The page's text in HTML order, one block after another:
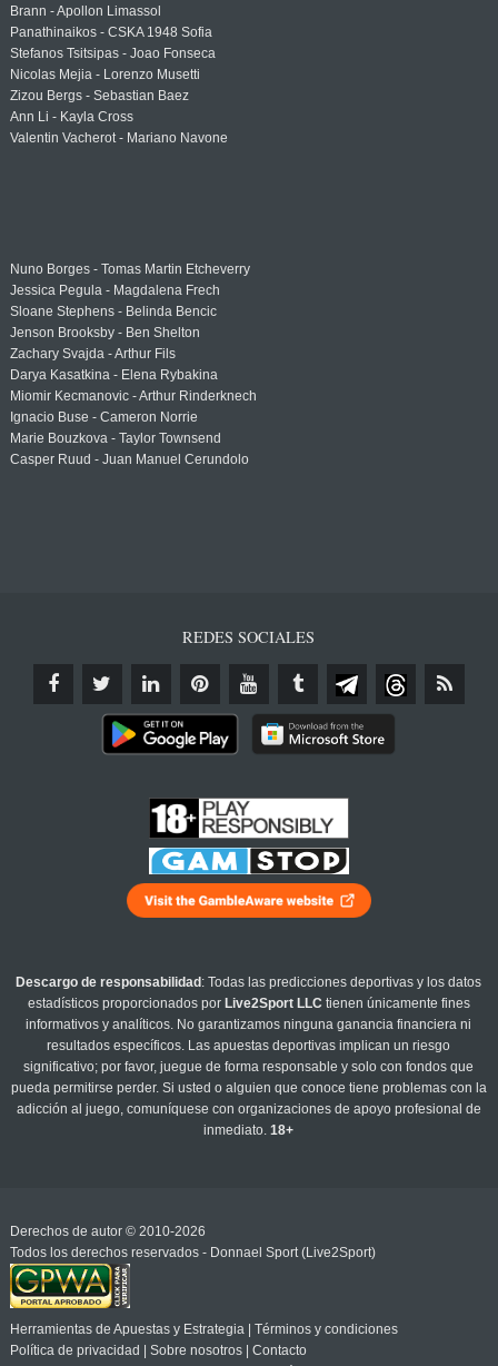
Brann - Apollon Limassol
Panathinaikos - CSKA 1948 Sofia
Stefanos Tsitsipas - Joao Fonseca
Nicolas Mejia - Lorenzo Musetti
Zizou Bergs - Sebastian Baez
Ann Li - Kayla Cross
Valentin Vacherot - Mariano Navone
Nuno Borges - Tomas Martin Etcheverry
Jessica Pegula - Magdalena Frech
Sloane Stephens - Belinda Bencic
Jenson Brooksby - Ben Shelton
Zachary Svajda - Arthur Fils
Darya Kasatkina - Elena Rybakina
Miomir Kecmanovic - Arthur Rinderknech
Ignacio Buse - Cameron Norrie
Marie Bouzkova - Taylor Townsend
Casper Ruud - Juan Manuel Cerundolo
REDES SOCIALES
Descargo de responsabilidad : Todas las predicciones deportivas y los datos
estadísticos proporcionados por Live2Sport LLC tienen únicamente fines
informativos y analíticos. No garantizamos ninguna ganancia financiera ni
resultados específicos. Las apuestas deportivas implican un riesgo
significativo; por favor, juegue de forma responsable y solo con fondos que
pueda permitirse perder. Si usted o alguien que conoce tiene problemas con la
adicción al juego, comuníquese con organizaciones de apoyo profesional de
inmediato.18+
Derechos de autor © 2010-2026
Todos los derechos reservados - Donnael Sport (Live2Sport)
Herramientas de Apuestas y Estrategia| Términos y condiciones
Política de privacidad
Sobre nosotros| Contacto